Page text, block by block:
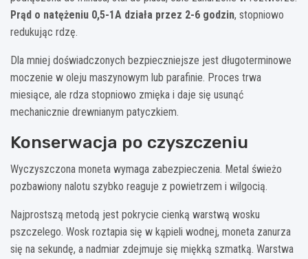
Prąd o natężeniu 0,5-1A działa przez 2-6 godzin, stopniowo
redukując rdzę.
Dla mniej doświadczonych bezpieczniejsze jest długoterminowe
moczenie w oleju maszynowym lub parafinie. Proces trwa
miesiące, ale rdza stopniowo zmięka i daje się usunąć
mechanicznie drewnianym patyczkiem.
Konserwacja po czyszczeniu
Wyczyszczona moneta wymaga zabezpieczenia. Metal świeżo
pozbawiony nalotu szybko reaguje z powietrzem i wilgocią.
Najprostszą metodą jest pokrycie cienką warstwą wosku
pszczelego. Wosk roztapia się w kąpieli wodnej, moneta zanurza
się na sekundę, a nadmiar zdejmuje się miękką szmatką. Warstwa